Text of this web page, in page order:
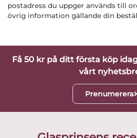
postadress du uppger används till
övrig information gällande din
Få 50 kr på ditt första köp
vårt
Prenumerera